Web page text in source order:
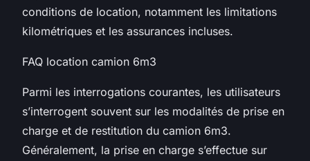
conditions de location, notamment les limitations
kilométriques et les assurances incluses.
FAQ location camion 6m3
Parmi les interrogations courantes, les utilisateurs
s’interrogent souvent sur les modalités de prise en
charge et de restitution du camion 6m3.
Généralement, la prise en charge s’effectue sur